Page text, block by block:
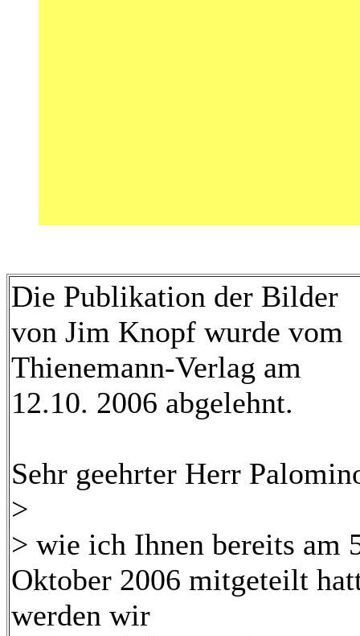
Die Publikation der Bilder
von Jim Knopf wurde vom
Thienemann-Verlag am
12.10. 2006 abgelehnt.
Sehr geehrter Herr
>
> wie ich Ihnen bereits am
Oktober 2006 mitgeteilt
werden wir